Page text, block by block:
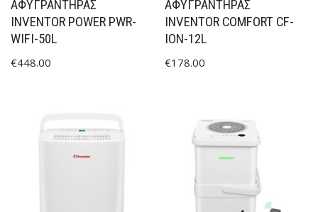
ΑΦΥΓΡΑΝΤΗΡΑΣ
INVENTOR POWER PWR-
WIFI-50L
€448.00
ΑΦΥΓΡΑΝΤΉΡΑΣ
INVENTOR COMFORT CF-
ION-12L
€178.00